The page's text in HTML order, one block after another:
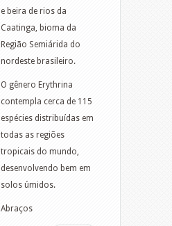
e beira de rios da
Caatinga, bioma da
Região Semiárida do
nordeste brasileiro.
O gênero Erythrina
contempla cerca de 115
espécies distribuídas em
todas as regiões
tropicais do mundo,
desenvolvendo bem em
solos úmidos.
Abraços